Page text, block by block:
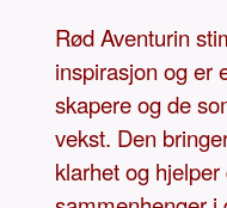
Rød Aventurin
inspirasjon og er
skapere og de
vekst. Den
klarhet og